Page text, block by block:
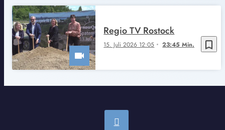
bookmark_border
15. Juli 2026 12:05 23:45 Min.
Regio TV Rostock